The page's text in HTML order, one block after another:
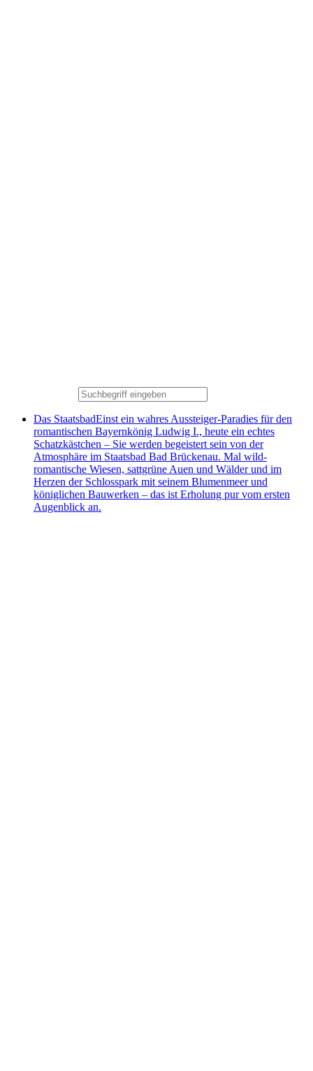
Das StaatsbadEinst ein wahres Aussteiger-Paradies für den
romantischen Bayernkönig Ludwig I., heute ein echtes
Schatzkästchen – Sie werden begeistert sein von der
Atmosphäre im Staatsbad Bad Brückenau. Mal wild-
romantische Wiesen, sattgrüne Auen und Wälder und im
Herzen der Schlosspark mit seinem Blumenmeer und
königlichen Bauwerken – das ist Erholung pur vom ersten
Augenblick an.